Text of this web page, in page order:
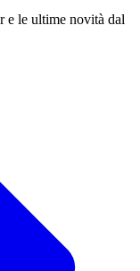
e le ultime novità dal